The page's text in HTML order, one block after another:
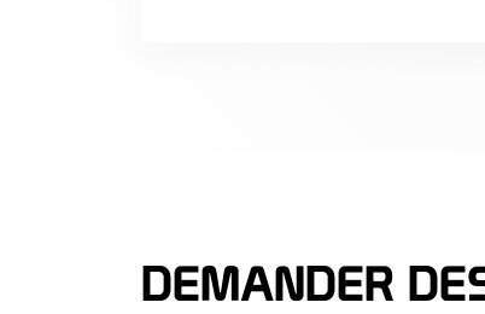
DEMANDER